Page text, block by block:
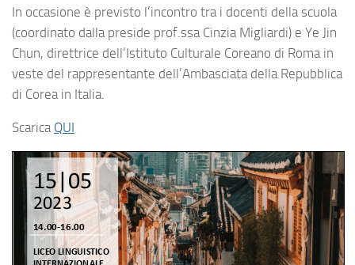
In occasione è previsto l’incontro tra i docenti della scuola
(coordinato dalla preside prof.ssa Cinzia Migliardi) e Ye Jin
Chun, direttrice dell’Istituto Culturale Coreano di Roma in
veste del rappresentante dell’Ambasciata della Repubblica
di Corea in Italia.
Scarica QUI